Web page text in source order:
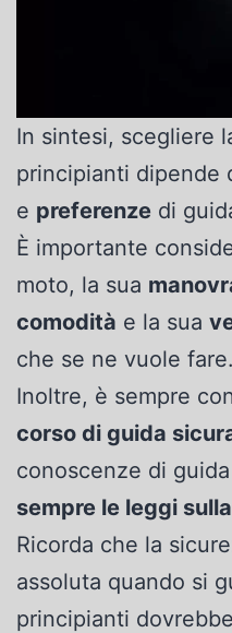
In sintesi, scegliere
principianti dipende
e preferenze di
È importante
moto, la sua
comodità e la sua
che se ne vuole fare.
Inoltre, è sempre
corso di guida
conoscenze di
sempre le leggi
Ricorda che la
assoluta quando si
principianti